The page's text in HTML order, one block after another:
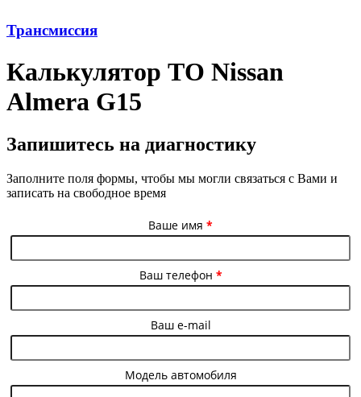
Трансмиссия
Калькулятор ТО Nissan
Almera G15
Запишитесь на диагностику
Заполните поля формы, чтобы мы могли связаться с Вами и
записать на свободное время
Ваше имя *
Ваш телефон *
Ваш e-mail
Модель автомобиля